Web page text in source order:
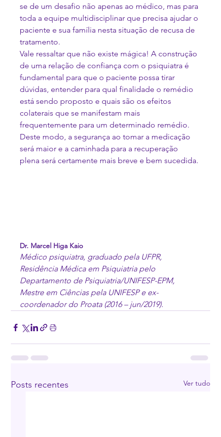
se de um desafio não apenas ao médico, mas para
toda a equipe multidisciplinar que precisa ajudar o
paciente e sua família nesta situação de recusa de
tratamento.
Vale ressaltar que não existe mágica! A construção
de uma relação de confiança com o psiquiatra é
fundamental para que o paciente possa tirar
dúvidas, entender para qual finalidade o remédio
está sendo proposto e quais são os efeitos
colaterais que se manifestam mais
frequentemente para um determinado remédio.
Deste modo, a segurança ao tomar a medicação
será maior e a caminhada para a recuperação
plena será certamente mais breve e bem sucedida.
Dr. Marcel Higa Kaio
Médico psiquiatra, graduado pela UFPR,
Residência Médica em Psiquiatria pelo
Departamento de Psiquiatria/UNIFESP-EPM,
Mestre em Ciências pela UNIFESP e ex-
coordenador do Proata (2016 – jun/2019).
Posts recentes Ver tudo